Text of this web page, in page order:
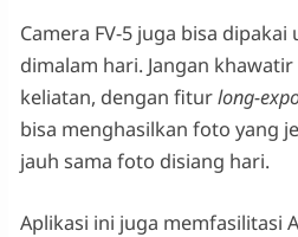
Camera FV-5 juga bisa
dimalam hari. Jangan
keliatan, dengan fiturlong-
bisa menghasilkan foto yang
jauh sama foto disiang hari.
Aplikasi ini juga memfasilitasi